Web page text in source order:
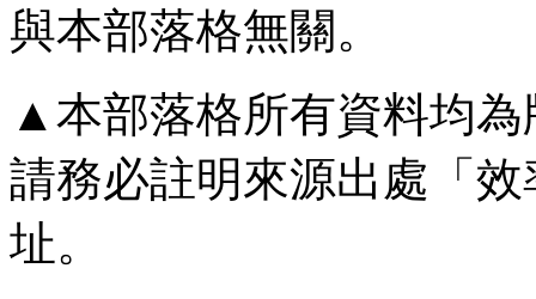
與本部落格無關。
▲本部落格所有資料均
請務必註明來源出處「
址。